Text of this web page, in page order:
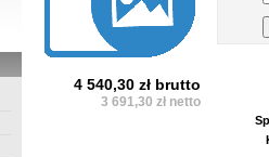
4 540,30 zł brutto
3 691,30 zł netto